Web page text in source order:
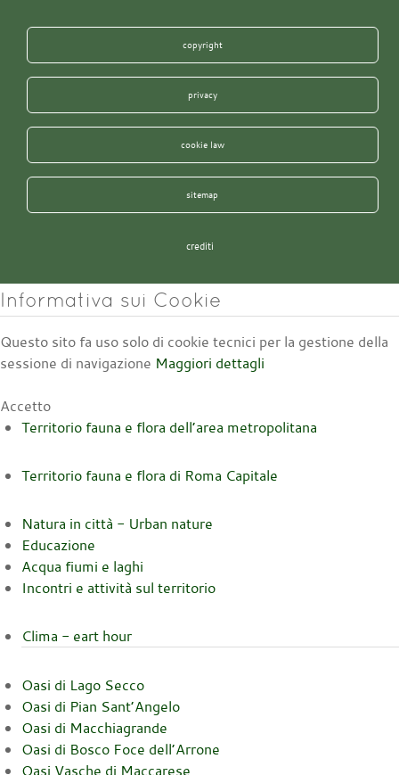
copyright
privacy
cookie law
sitemap
crediti
Informativa sui Cookie
Questo sito fa uso solo di cookie tecnici per la gestione della
sessione di navigazione Maggiori dettagli
Accetto
Territorio fauna e flora dell’area metropolitana
Territorio fauna e flora di Roma Capitale
Natura in città - Urban nature
Educazione
Acqua fiumi e laghi
Incontri e attività sul territorio
Clima - eart hour
Oasi di Lago Secco
Oasi di Pian Sant’Angelo
Oasi di Macchiagrande
Oasi di Bosco Foce dell’Arrone
Oasi Vasche di Maccarese